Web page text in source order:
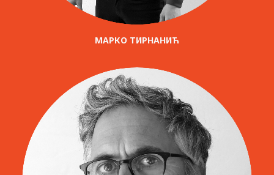
МАРКО ТИРНАНИЋ